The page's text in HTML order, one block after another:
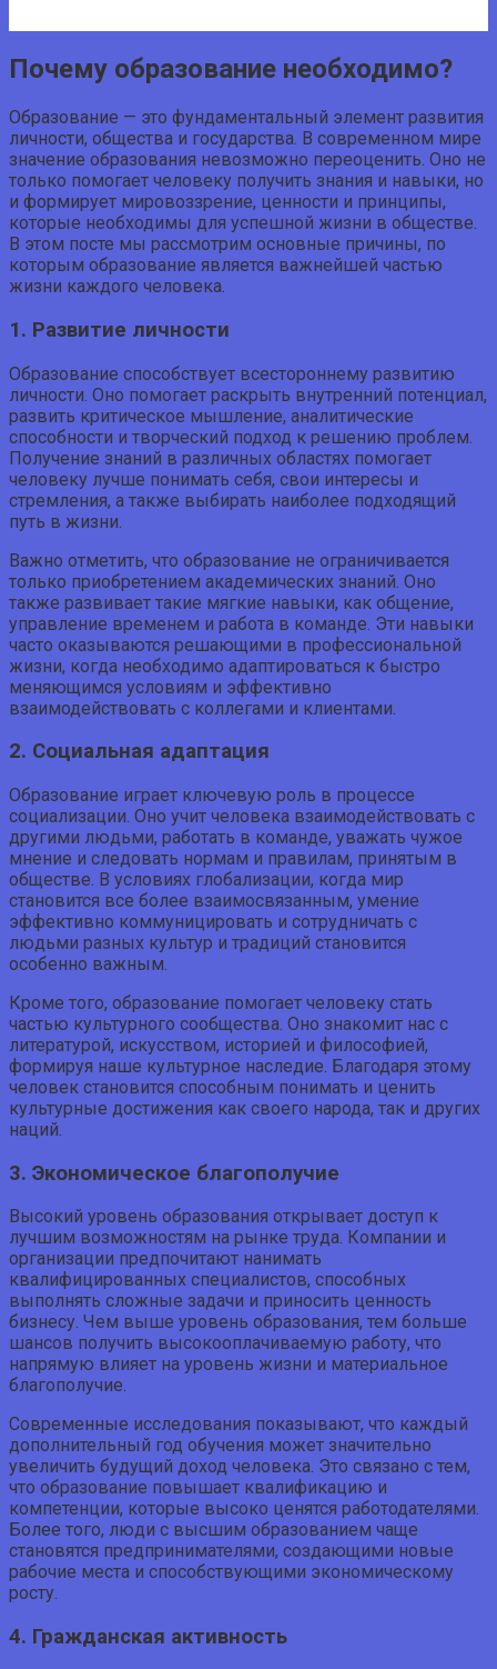
Почему образование необходимо?
Образование — это фундаментальный элемент развития
личности, общества и государства. В современном мире
значение образования невозможно переоценить. Оно не
только помогает человеку получить знания и навыки, но
и формирует мировоззрение, ценности и принципы,
которые необходимы для успешной жизни в обществе.
В этом посте мы рассмотрим основные причины, по
которым образование является важнейшей частью
жизни каждого человека.
1. Развитие личности
Образование способствует всестороннему развитию
личности. Оно помогает раскрыть внутренний потенциал,
развить критическое мышление, аналитические
способности и творческий подход к решению проблем.
Получение знаний в различных областях помогает
человеку лучше понимать себя, свои интересы и
стремления, а также выбирать наиболее подходящий
путь в жизни.
Важно отметить, что образование не ограничивается
только приобретением академических знаний. Оно
также развивает такие мягкие навыки, как общение,
управление временем и работа в команде. Эти навыки
часто оказываются решающими в профессиональной
жизни, когда необходимо адаптироваться к быстро
меняющимся условиям и эффективно
взаимодействовать с коллегами и клиентами.
2. Социальная адаптация
Образование играет ключевую роль в процессе
социализации. Оно учит человека взаимодействовать с
другими людьми, работать в команде, уважать чужое
мнение и следовать нормам и правилам, принятым в
обществе. В условиях глобализации, когда мир
становится все более взаимосвязанным, умение
эффективно коммуницировать и сотрудничать с
людьми разных культур и традиций становится
особенно важным.
Кроме того, образование помогает человеку стать
частью культурного сообщества. Оно знакомит нас с
литературой, искусством, историей и философией,
формируя наше культурное наследие. Благодаря этому
человек становится способным понимать и ценить
культурные достижения как своего народа, так и других
наций.
3. Экономическое благополучие
Высокий уровень образования открывает доступ к
лучшим возможностям на рынке труда. Компании и
организации предпочитают нанимать
квалифицированных специалистов, способных
выполнять сложные задачи и приносить ценность
бизнесу. Чем выше уровень образования, тем больше
шансов получить высокооплачиваемую работу, что
напрямую влияет на уровень жизни и материальное
благополучие.
Современные исследования показывают, что каждый
дополнительный год обучения может значительно
увеличить будущий доход человека. Это связано с тем,
что образование повышает квалификацию и
компетенции, которые высоко ценятся работодателями.
Более того, люди с высшим образованием чаще
становятся предпринимателями, создающими новые
рабочие места и способствующими экономическому
росту.
4. Гражданская активность